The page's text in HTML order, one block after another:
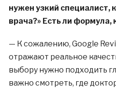
нужен узкий специалист,
врача?» Есть ли формула,
— К сожалению, Google
отражают реальное
выбору нужно подходить
важно смотреть, где